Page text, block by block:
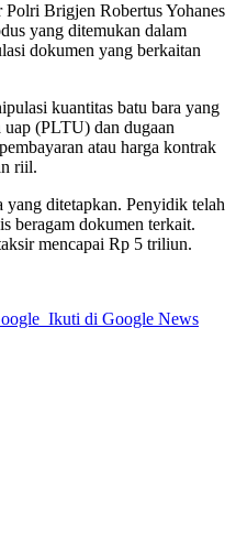
Brigjen Robertus Yohanes
yang ditemukan dalam
dokumen yang berkaitan
kuantitas batu bara yang
(PLTU) dan dugaan
atau harga kontrak
riil.
yang ditetapkan. Penyidik telah
beragam dokumen terkait.
mencapai Rp 5 triliun.
Ikuti di Google News